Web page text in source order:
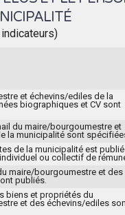
et échevins/ediles de la
biographiques et CV sont
du maire/bourgoumestre et
la municipalité sont
de la municipalité est
ou collectif de
maire/bourgoumestre et des
publiés.
biens et propriétés du
et des échevins/ediles